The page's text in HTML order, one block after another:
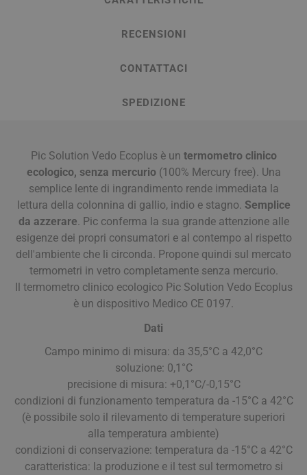
RECENSIONI
CONTATTACI
SPEDIZIONE
Pic Solution Vedo Ecoplus è un termometro clinico
ecologico, senza mercurio(100% Mercury free). Una
semplice lente di ingrandimento rende immediata la
lettura della colonnina di gallio, indio e stagno. Semplice
da azzerare. Pic conferma la sua grande attenzione alle
esigenze dei propri consumatori e al contempo al rispetto
dell'ambiente che li circonda. Propone quindi sul mercato
termometri in vetro completamente senza mercurio.
Il termometro clinico ecologico Pic Solution Vedo Ecoplus
è un dispositivo Medico CE 0197.
Dati
Campo minimo di misura: da 35,5°C a 42,0°C
soluzione: 0,1°C
precisione di misura: +0,1°C/-0,15°C
condizioni di funzionamento temperatura da -15°C a 42°C
(è possibile solo il rilevamento di temperature superiori
alla temperatura ambiente)
condizioni di conservazione: temperatura da -15°C a 42°C
caratteristica: la produzione e il test sul termometro si